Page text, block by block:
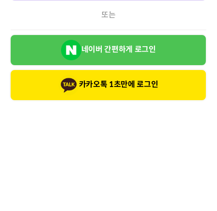
또는
네이버 간편하게 로그인
카카오톡 1초만에 로그인